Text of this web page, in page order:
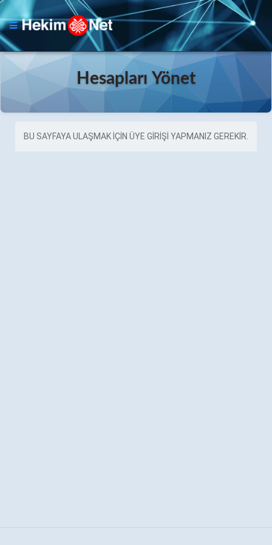
Hesapları Yönet
BU SAYFAYA ULAŞMAK IÇIN ÜYE GIRIŞI YAPMANIZ GEREKIR.